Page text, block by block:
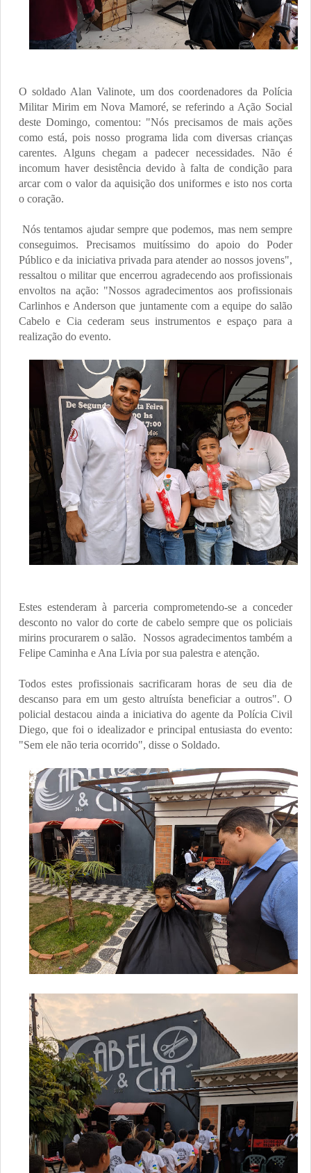
O soldado Alan Valinote, um dos coordenadores da Polícia
Militar Mirim em Nova Mamoré, se referindo a Ação Social
deste Domingo, comentou: "Nós precisamos de mais ações
como está, pois nosso programa lida com diversas crianças
carentes. Alguns chegam a padecer necessidades. Não é
incomum haver desistência devido à falta de condição para
arcar com o valor da aquisição dos uniformes e isto nos corta
o coração.
Nós tentamos ajudar sempre que podemos, mas nem sempre
conseguimos. Precisamos muitíssimo do apoio do Poder
Público e da iniciativa privada para atender ao nossos jovens",
ressaltou o militar que encerrou agradecendo aos profissionais
envoltos na ação: "Nossos agradecimentos aos profissionais
Carlinhos e Anderson que juntamente com a equipe do salão
Cabelo e Cia cederam seus instrumentos e espaço para a
realização do evento.
Estes estenderam à parceria comprometendo-se a conceder
desconto no valor do corte de cabelo sempre que os policiais
mirins procurarem o salão.
Nossos agradecimentos também a
Felipe Caminha e Ana Lívia por sua palestra e atenção.
Todos estes profissionais sacrificaram horas de seu dia de
descanso para em um gesto altruísta beneficiar a outros". O
policial destacou ainda a iniciativa do agente da Polícia Civil
Diego, que foi o idealizador e principal entusiasta do evento:
"Sem ele não teria ocorrido", disse o Soldado.